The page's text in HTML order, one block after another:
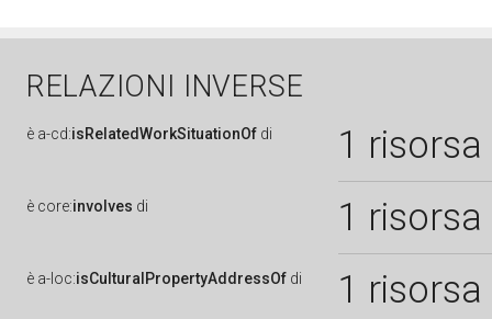
RELAZIONI INVERSE
è a-cd:isRelatedWorkSituationOf di 1 risorsa
è core:involves di 1 risorsa
è a-loc:isCulturalPropertyAddressOf di 1 risorsa